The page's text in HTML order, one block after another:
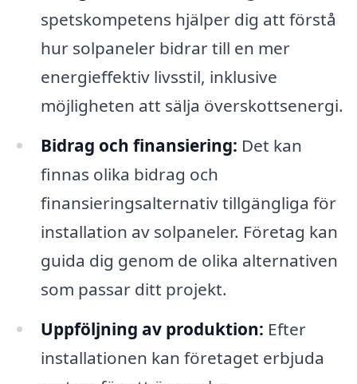
spetskompetens hjälper dig att förstå
hur solpaneler bidrar till en mer
energieffektiv livsstil, inklusive
möjligheten att sälja överskottsenergi.
Bidrag och finansiering: Det kan
finnas olika bidrag och
finansieringsalternativ tillgängliga för
installation av solpaneler. Företag kan
guida dig genom de olika alternativen
som passar ditt projekt.
Uppföljning av produktion: Efter
installationen kan företaget erbjuda